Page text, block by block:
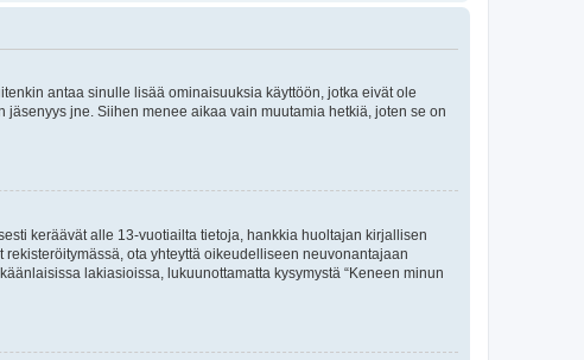
antaa sinulle lisää ominaisuuksia käyttöön, jotka eivät ole
jne. Siihen menee aikaa vain muutamia hetkiä, joten se on
keräävät alle 13-vuotiailta tietoja, hankkia huoltajan kirjallisen
ota yhteyttä oikeudelliseen neuvonantajaan
lakiasioissa, lukuunottamatta kysymystä “Keneen minun